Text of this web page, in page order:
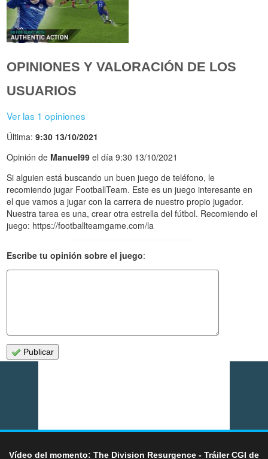
OPINIONES Y VALORACIÓN DE LOS
USUARIOS
Ver las 1 opiniones
Última:9:30 13/10/2021
Opinión de Manuel99 el día 9:30 13/10/2021
Si alguien está buscando un buen juego de teléfono, le
recomiendo jugar FootballTeam. Este es un juego interesante en
el que vamos a jugar con la carrera de nuestro propio jugador.
Nuestra tarea es una, crear otra estrella del fútbol. Recomiendo el
juego: https://footballteamgame.com/la
Escribe tu opinión sobre el juego:
Publicar
Vídeo del momento: The Division Resurgence - Tráiler CGI de